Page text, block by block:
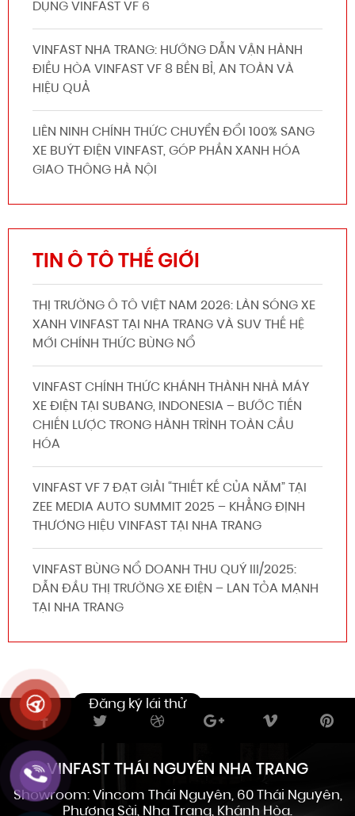
DỤNG VINFAST VF 6
VINFAST NHA TRANG: HƯỚNG DẪN VẬN HÀNH
ĐIỀU HÒA VINFAST VF 8 BỀN BỈ, AN TOÀN VÀ
HIỆU QUẢ
LIÊN NINH CHÍNH THỨC CHUYỂN ĐỔI 100% SANG
XE BUÝT ĐIỆN VINFAST, GÓP PHẦN XANH HÓA
GIAO THÔNG HÀ NỘI
TIN Ô TÔ THẾ GIỚI
THỊ TRƯỜNG Ô TÔ VIỆT NAM 2026: LÀN SÓNG XE
XANH VINFAST TẠI NHA TRANG VÀ SUV THẾ HỆ
MỚI CHÍNH THỨC BÙNG NỔ
VINFAST CHÍNH THỨC KHÁNH THÀNH NHÀ MÁY
XE ĐIỆN TẠI SUBANG, INDONESIA – BƯỚC TIẾN
CHIẾN LƯỢC TRONG HÀNH TRÌNH TOÀN CẦU
HÓA
VINFAST VF 7 ĐẠT GIẢI “THIẾT KẾ CỦA NĂM” TẠI
ZEE MEDIA AUTO SUMMIT 2025 – KHẲNG ĐỊNH
THƯƠNG HIỆU VINFAST TẠI NHA TRANG
VINFAST BÙNG NỔ DOANH THU QUÝ III/2025:
DẪN ĐẦU THỊ TRƯỜNG XE ĐIỆN – LAN TỎA MẠNH
TẠI NHA TRANG
VINFAST THÁI NGUYÊN NHA TRANG
Showroom: Vincom Thái Nguyên, 60 Thái Nguyên,
Phương Sài, Nha Trang, Khánh Hòa.